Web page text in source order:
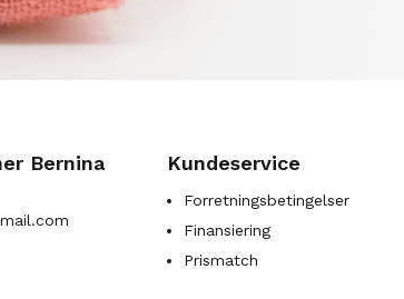
Bernina
Kundeservice
Forretningsbetingelser
Finansiering
Prismatch